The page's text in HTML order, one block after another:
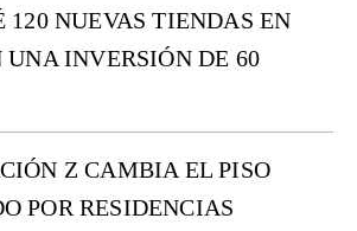
120 NUEVAS TIENDAS EN
UNA INVERSIÓN DE 60
Z CAMBIA EL PISO
POR RESIDENCIAS